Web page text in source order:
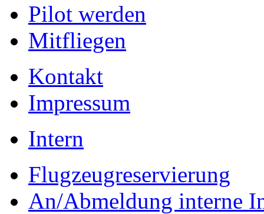
Pilot werden
Mitfliegen
Kontakt
Impressum
Intern
Flugzeugreservierung
An/Abmeldung interne